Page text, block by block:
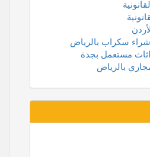
سكراب بالرياض
مستعمل بجدة
بالرياض